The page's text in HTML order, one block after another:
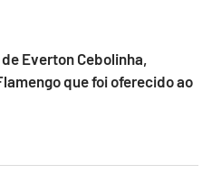
Everton Cebolinha,
que foi oferecido ao